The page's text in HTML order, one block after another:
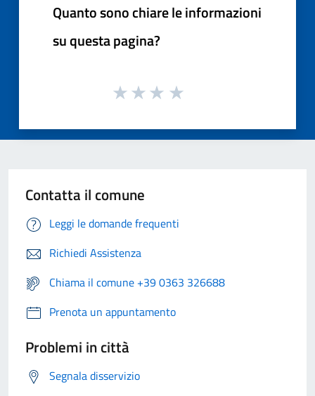
Quanto sono chiare le informazioni
su questa pagina?
Contatta il comune
Leggi le domande frequenti
Richiedi Assistenza
Chiama il comune +39 0363 326688
Prenota un appuntamento
Problemi in città
Segnala disservizio